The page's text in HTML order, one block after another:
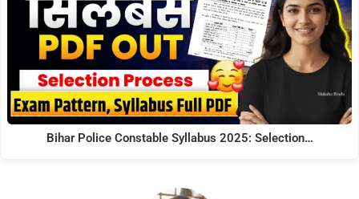
Bihar Police Constable Syllabus 2025: Selection…